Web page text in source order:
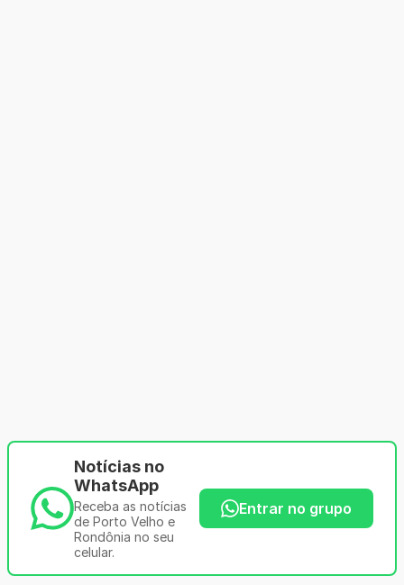
Notícias no
WhatsApp
Receba as notícias
de Porto Velho e
Rondônia no seu
celular.
Entrar no grupo